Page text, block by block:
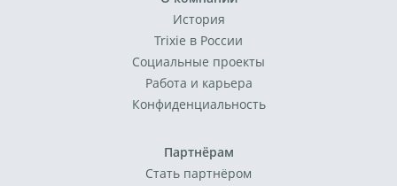
История
Trixie в России
Социальные проекты
Работа и карьера
Конфиденциальность
Партнёрам
Стать партнёром